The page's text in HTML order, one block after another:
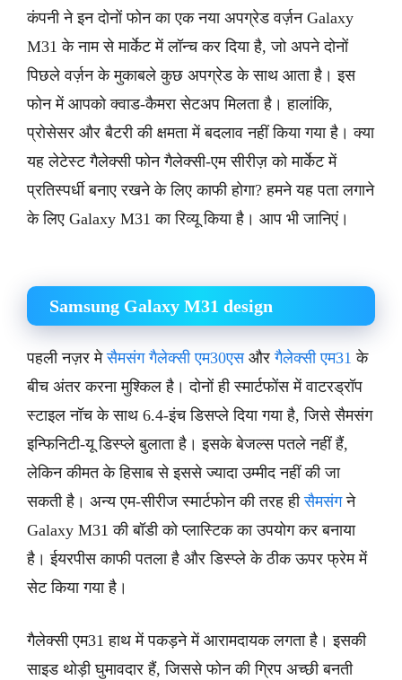
कंपनी ने इन दोनों फोन का एक नया अपग्रेड वर्ज़न Galaxy
M31 के नाम से मार्केट में लॉन्च कर दिया है, जो अपने दोनों
पिछले वर्ज़न के मुकाबले कुछ अपग्रेड के साथ आता है। इस
फोन में आपको क्वाड-कैमरा सेटअप मिलता है। हालांकि,
प्रोसेसर और बैटरी की क्षमता में बदलाव नहीं किया गया है। क्या
यह लेटेस्ट गैलेक्सी फोन गैलेक्सी-एम सीरीज़ को मार्केट में
प्रतिस्पर्धी बनाए रखने के लिए काफी होगा? हमने यह पता लगाने
के लिए Galaxy M31 का रिव्यू किया है। आप भी जानिएं।
Samsung Galaxy M31 design
पहली नज़र मेसैमसंग गैलेक्सी एम30एसऔरगैलेक्सी एम31 के
बीच अंतर करना मुश्किल है। दोनों ही स्मार्टफोंस में वाटरड्रॉप
स्टाइल नॉच के साथ 6.4-इंच डिसप्ले दिया गया है, जिसे सैमसंग
इन्फिनिटी-यू डिस्प्ले बुलाता है। इसके बेजल्स पतले नहीं हैं,
लेकिन कीमत के हिसाब से इससे ज्यादा उम्मीद नहीं की जा
सकती है। अन्य एम-सीरीज स्मार्टफोन की तरह हीसैमसंगने
Galaxy M31 की बॉडी को प्लास्टिक का उपयोग कर बनाया
है। ईयरपीस काफी पतला है और डिस्प्ले के ठीक ऊपर फ्रेम में
सेट किया गया है।
गैलेक्सी एम31 हाथ में पकड़ने में आरामदायक लगता है। इसकी
साइड थोड़ी घुमावदार हैं, जिससे फोन की ग्रिप अच्छी बनती